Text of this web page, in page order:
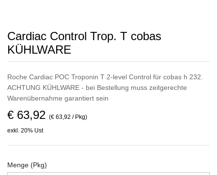
Cardiac Control Trop. T cobas
KÜHLWARE
Roche Cardiac POC Troponin T 2-level Control für cobas h 232.
ACHTUNG KÜHLWARE - bei Bestellung muss zeitgerechte
Warenübernahme garantiert sein
€ 63,92 (€ 63,92 / Pkg)
exkl. 20% Ust
Menge (Pkg)